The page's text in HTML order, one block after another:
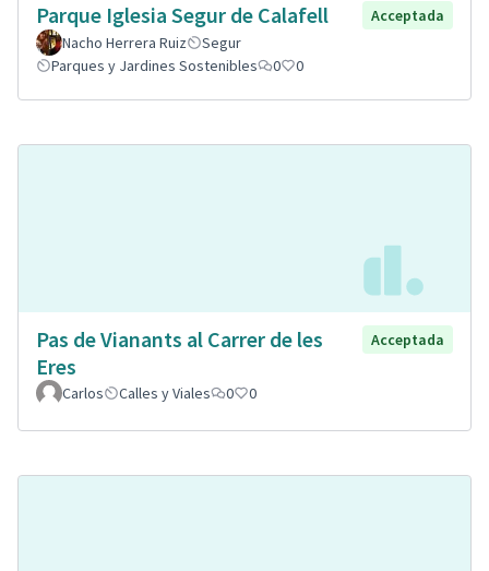
Parque Iglesia Segur de Calafell
Acceptada
Nacho Herrera Ruiz
Segur
Parques y Jardines Sostenibles
0 0
Pas de Vianants al Carrer de les
Eres
Acceptada
Carlos Calles y Viales 0 0